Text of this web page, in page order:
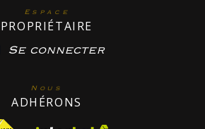
Espace
PROPRIÉTAIRE
Se connecter
Nous
ADHÉRONS